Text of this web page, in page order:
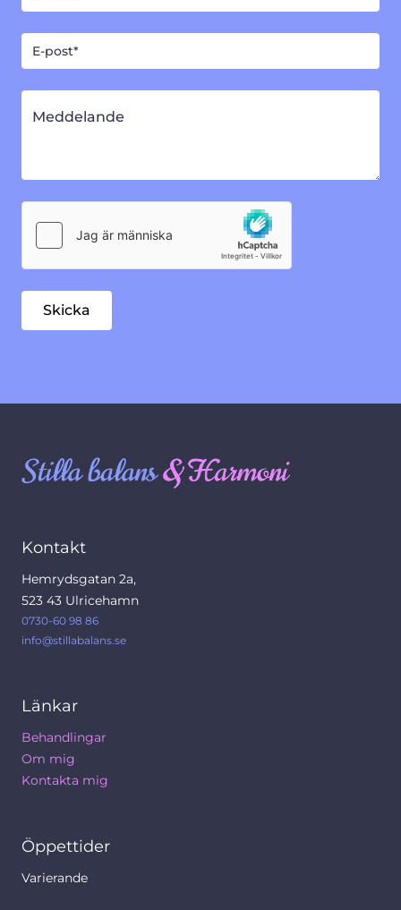
Kontakt
Hemrydsgatan 2a,
523 43 Ulricehamn
0730-60 98 86
info@stillabalans.se
Länkar
Behandlingar
Om mig
Kontakta mig
Öppettider
Varierande